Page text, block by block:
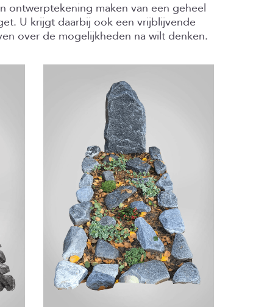
ontwerptekening maken van een geheel
U krijgt daarbij ook een vrijblijvende
over de mogelijkheden na wilt denken.